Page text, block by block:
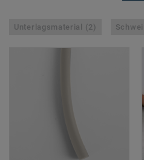
Unterlagsmaterial (2)